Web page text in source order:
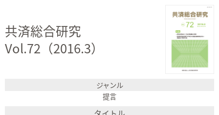
共済総合研究
Vol.72（2016.3）
提言